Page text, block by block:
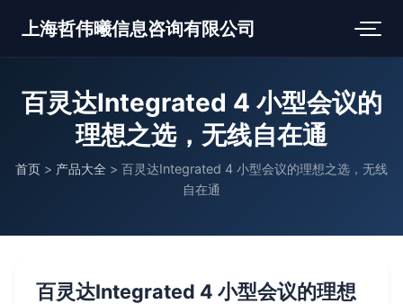
上海哲伟曦信息咨询有限公司
百灵达Integrated 4 小型会议的
理想之选，无线自在通
首页 > 产品大全 > 百灵达Integrated 4 小型会议的理想之选，无线
自在通
百灵达Integrated 4 小型会议的理想